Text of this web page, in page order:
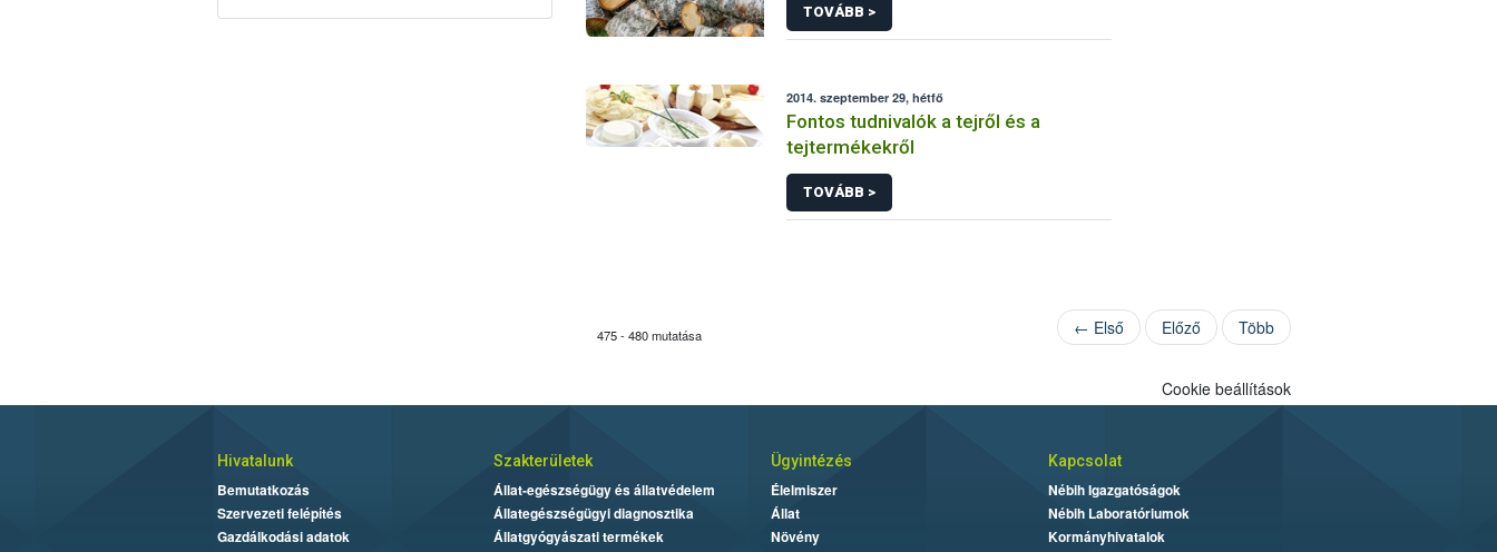
TOVÁBB >
2014. szeptember 29, hétfő
Fontos tudnivalók a tejről és a
tejtermékekről
TOVÁBB >
475 - 480 mutatása ← Első Előző Több
Cookie beállítások
Hivatalunk
Bemutatkozás
Szervezeti felépítés
Gazdálkodási adatok
Szakterületek
Állat-egészségügy és állatvédelem
Állategészségügyi diagnosztika
Állatgyógyászati termékek
Ügyintézés
Élelmiszer
Állat
Növény
Kapcsolat
Nébih Igazgatóságok
Nébih Laboratóriumok
Kormányhivatalok